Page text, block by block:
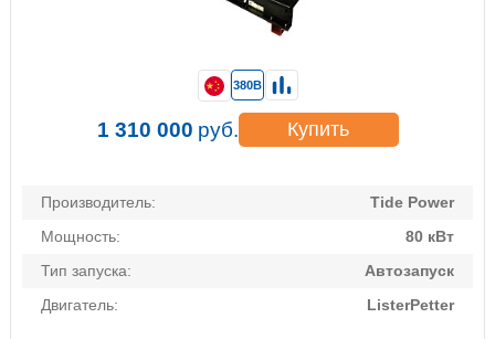
Производитель:
Tide Power
Мощность:
80 кВт
Тип запуска:
Автозапуск
Двигатель:
ListerPetter
380В
1 310 000 руб. Купить